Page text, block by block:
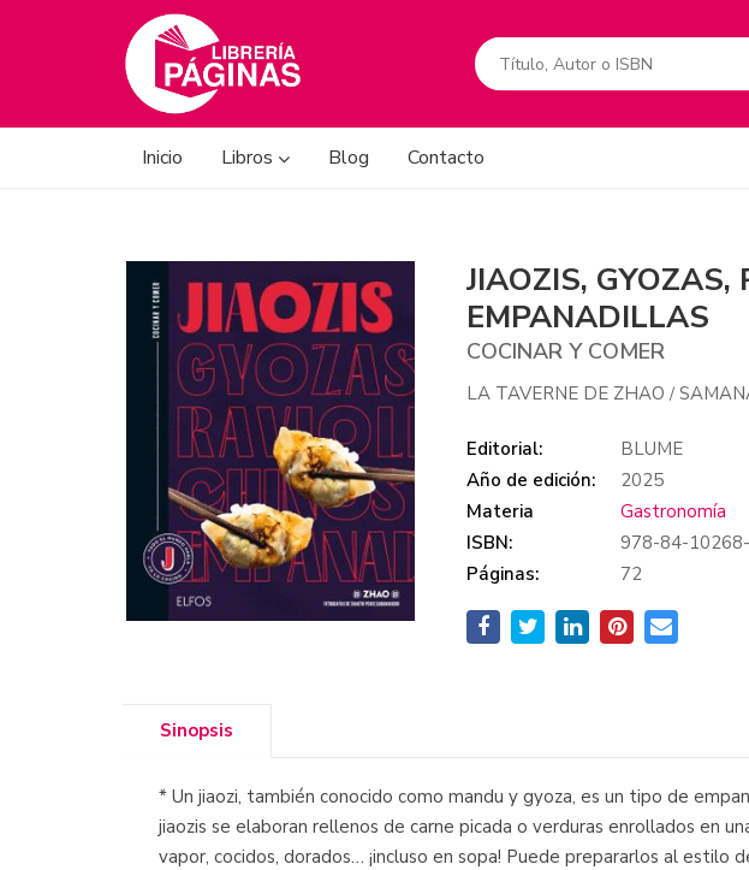
Inicio Libros Blog Contacto
JIAOZIS, GYOZAS,
EMPANADILLAS
COCINAR Y COMER
LA TAVERNE DE ZHAO /
Editorial:
BLUME
Año de edición:
2025
Materia
Gastronomía
ISBN:
978-84-
Páginas:
72
Sinopsis
* Un jiaozi, también conocido como mandu y gyoza, es un tipo de
jiaozis se elaboran rellenos de carne picada o verduras enrollados en
vapor, cocidos, dorados… ¡incluso en sopa! Puede prepararlos al estilo